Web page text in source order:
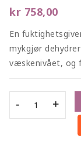
kr 758,00
En
mykgjør
væskenivået, og